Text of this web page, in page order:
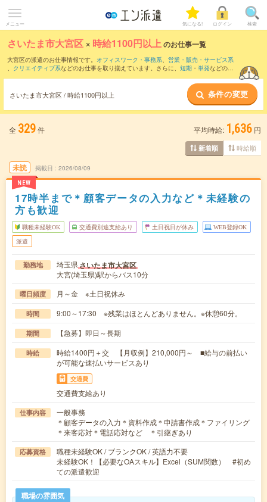
メニュー 気になる! ログイン 検索
さいたま市大宮区 × 時給1100円以上のお仕事一覧
大宮区の派遣のお仕事情報です。 オフィスワーク・事務系、 営業・販売・サービス系
、 クリエイティブ系などのお仕事を取り揃えています。さらに、 短期 ・ 単発などの期
時給 1150円以上・1800円以上の求人はこちら
当サイトでは法令を遵守し、最低賃金以上の求人のみを掲載しています。
さいたま市大宮区 / 時給1100円以上 条件の変更
全 329件 平均時給: 1,636 円
新着順 時給順
未読
NEW
掲載日 2026/08/09
17時半まで＊顧客データの入力など＊未経験の
方も歓迎
職種未経験OK 交通費別途支給あり 土日祝日が休み WEB登録OK
派遣
勤務地 埼玉県さいたま市大宮区
大宮(埼玉県)駅からバス10分
曜日頻度 月～金 ※土日祝休み
時間 9:00～17:30 ※残業はほとんどありません。※休憩60分。
期間 【急募】即日～長期
時給
時給1400円＋交 【月収例】210,000円～ ■給与の前払い
が可能な速払いサービスあり
交通費
交通費支給あり
仕事内容
一般事務
＊顧客データの入力＊資料作成＊申請書作成＊ファイリング
＊来客応対＊電話応対など ＊引継ぎあり
応募資格
職種未経験OK / ブランクOK / 英語力不要
未経験OK！【必要なOAスキル】Excel（SUM関数） #初め
ての派遣歓迎
職場の雰囲気